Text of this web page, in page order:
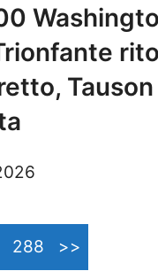
Tauson
288 >>